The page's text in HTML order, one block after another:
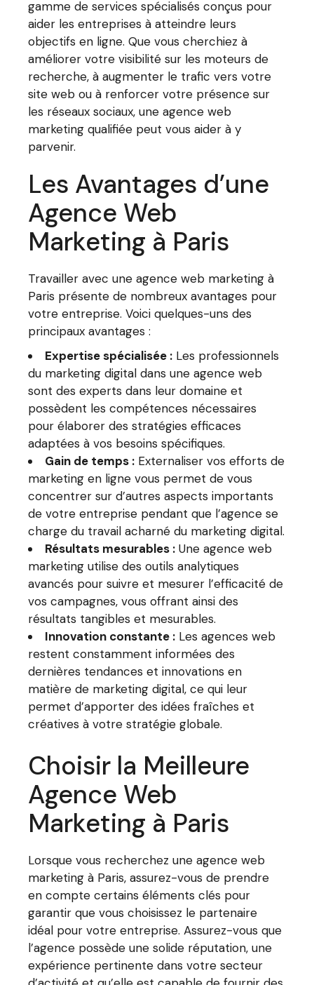
gamme de services spécialisés conçus pour
aider les entreprises à atteindre leurs
objectifs en ligne. Que vous cherchiez à
améliorer votre visibilité sur les moteurs de
recherche, à augmenter le trafic vers votre
site web ou à renforcer votre présence sur
les réseaux sociaux, une agence web
marketing qualifiée peut vous aider à y
parvenir.
Les Avantages d’une
Agence Web
Marketing à Paris
Travailler avec une agence web marketing à
Paris présente de nombreux avantages pour
votre entreprise. Voici quelques-uns des
principaux avantages :
Expertise spécialisée : Les professionnels
du marketing digital dans une agence web
sont des experts dans leur domaine et
possèdent les compétences nécessaires
pour élaborer des stratégies efficaces
adaptées à vos besoins spécifiques.
Gain de temps : Externaliser vos efforts de
marketing en ligne vous permet de vous
concentrer sur d’autres aspects importants
de votre entreprise pendant que l’agence se
charge du travail acharné du marketing digital.
Résultats mesurables : Une agence web
marketing utilise des outils analytiques
avancés pour suivre et mesurer l’efficacité de
vos campagnes, vous offrant ainsi des
résultats tangibles et mesurables.
Innovation constante : Les agences web
restent constamment informées des
dernières tendances et innovations en
matière de marketing digital, ce qui leur
permet d’apporter des idées fraîches et
créatives à votre stratégie globale.
Choisir la Meilleure
Agence Web
Marketing à Paris
Lorsque vous recherchez une agence web
marketing à Paris, assurez-vous de prendre
en compte certains éléments clés pour
garantir que vous choisissez le partenaire
idéal pour votre entreprise. Assurez-vous que
l’agence possède une solide réputation, une
expérience pertinente dans votre secteur